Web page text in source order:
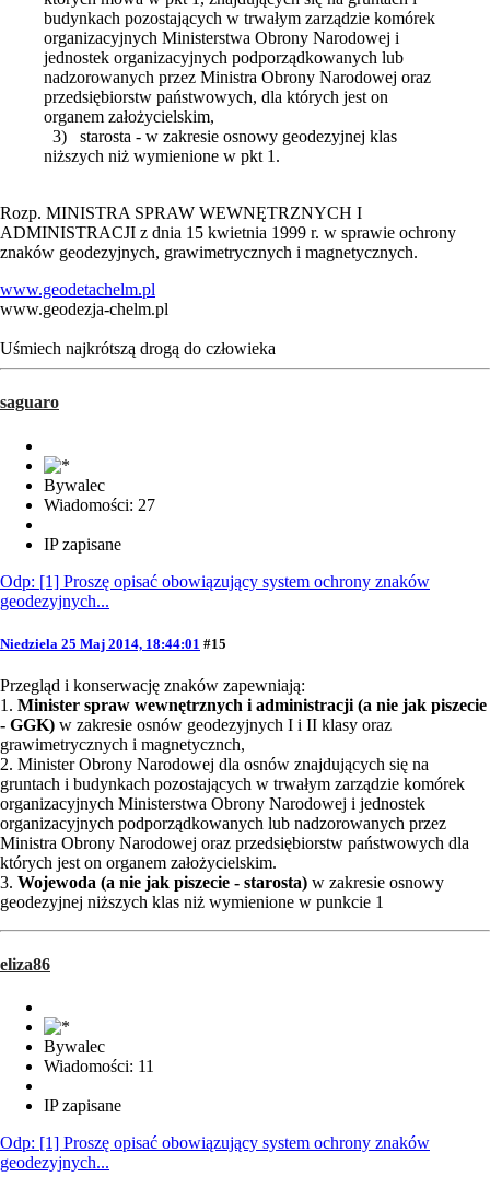
budynkach pozostających w trwałym zarządzie komórek
organizacyjnych Ministerstwa Obrony Narodowej i
jednostek organizacyjnych podporządkowanych lub
nadzorowanych przez Ministra Obrony Narodowej oraz
przedsiębiorstw państwowych, dla których jest on
organem założycielskim,
3) starosta - w zakresie osnowy geodezyjnej klas
niższych niż wymienione w pkt 1.
Rozp. MINISTRA SPRAW WEWNĘTRZNYCH I
ADMINISTRACJI z dnia 15 kwietnia 1999 r. w sprawie ochrony
znaków geodezyjnych, grawimetrycznych i magnetycznych.
www.geodetachelm.pl
www.geodezja-chelm.pl
Uśmiech najkrótszą drogą do człowieka
saguaro
Bywalec
Wiadomości: 27
IP zapisane
Odp: [1] Proszę opisać obowiązujący system ochrony znaków
geodezyjnych...
Niedziela 25 Maj 2014, 18:44:01 #15
Przegląd i konserwację znaków zapewniają:
1. Minister spraw wewnętrznych i administracji (a nie jak piszecie
- GGK) w zakresie osnów geodezyjnych I i II klasy oraz
grawimetrycznych i magnetycznch,
2. Minister Obrony Narodowej dla osnów znajdujących się na
gruntach i budynkach pozostających w trwałym zarządzie komórek
organizacyjnych Ministerstwa Obrony Narodowej i jednostek
organizacyjnych podporządkowanych lub nadzorowanych przez
Ministra Obrony Narodowej oraz przedsiębiorstw państwowych dla
których jest on organem założycielskim.
3. Wojewoda (a nie jak piszecie - starosta) w zakresie osnowy
geodezyjnej niższych klas niż wymienione w punkcie 1
eliza86
Bywalec
Wiadomości: 11
IP zapisane
Odp: [1] Proszę opisać obowiązujący system ochrony znaków
geodezyjnych...